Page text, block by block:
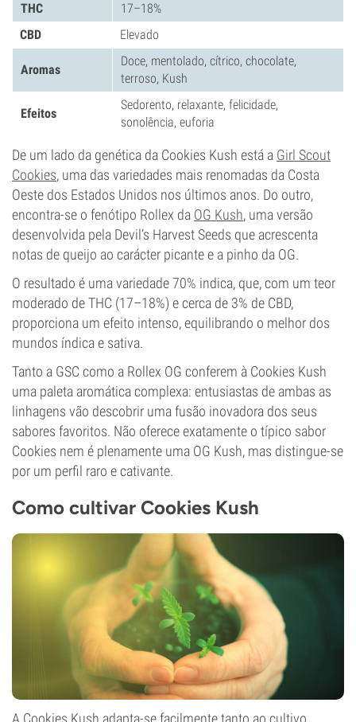
THC
17–18%
CBD
Elevado
Aromas
Doce, mentolado, cítrico, chocolate,
terroso, Kush
Efeitos
Sedorento, relaxante, felicidade,
sonolência, euforia
De um lado da genética da Cookies Kush está a Girl Scout
Cookies, uma das variedades mais renomadas da Costa
Oeste dos Estados Unidos nos últimos anos. Do outro,
encontra-se o fenótipo Rollex da OG Kush, uma versão
desenvolvida pela Devil’s Harvest Seeds que acrescenta
notas de queijo ao carácter picante e a pinho da OG.
O resultado é uma variedade 70% indica, que, com um teor
moderado de THC (17–18%) e cerca de 3% de CBD,
proporciona um efeito intenso, equilibrando o melhor dos
mundos índica e sativa.
Tanto a GSC como a Rollex OG conferem à Cookies Kush
uma paleta aromática complexa: entusiastas de ambas as
linhagens vão descobrir uma fusão inovadora dos seus
sabores favoritos. Não oferece exatamente o típico sabor
Cookies nem é plenamente uma OG Kush, mas distingue-se
por um perfil raro e cativante.
Como cultivar Cookies Kush
A Cookies Kush adapta-se facilmente tanto ao cultivo